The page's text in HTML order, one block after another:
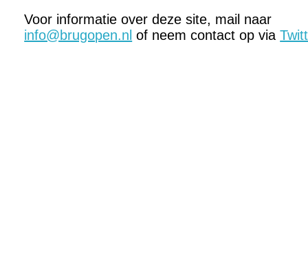
Voor informatie over deze site, mail naar
info@brugopen.nl of neem contact op via